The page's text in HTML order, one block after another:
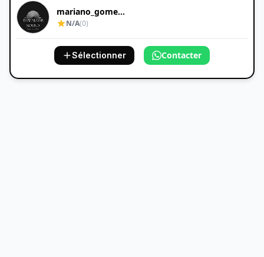
mariano_gomez_...
N/A(0)
Sélectionner Contacter